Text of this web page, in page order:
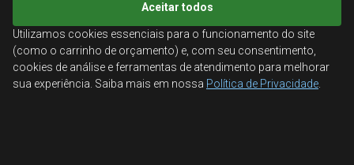
ATENDIMENTO
Orçamentos corporativos, condições para empresas
e suporte especializado.
Aceitar todos
Utilizamos cookies essenciais para o funcionamento do site
(como o carrinho de orçamento) e, com seu consentimento,
cookies de análise e ferramentas de atendimento para melhorar
sua experiência. Saiba mais em nossa Política de Privacidade